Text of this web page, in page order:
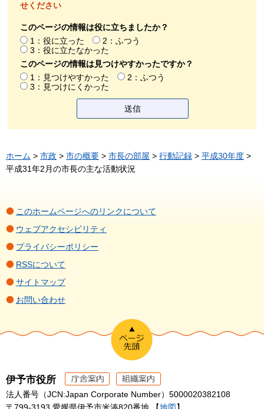
せください
このページの情報は役に立ちましたか？
1：役に立った
2：ふつう
3：役に立たなかった
このページの情報は見つけやすかったですか？
1：見つけやすかった
2：ふつう
3：見つけにくかった
ホーム > 市政 > 市の概要 > 市長の部屋 > 行動記録 > 平成30年度 >
平成31年2月の市長の主な活動状況
このホームページへのリンクについて
ウェブアクセシビリティ
プライバシーポリシー
RSSについて
サイトマップ
お問い合わせ
伊予市役所
法人番号（JCN:Japan Corporate Number）5000020382108
〒799-3193 愛媛県伊予市米湊820番地 【地図 】